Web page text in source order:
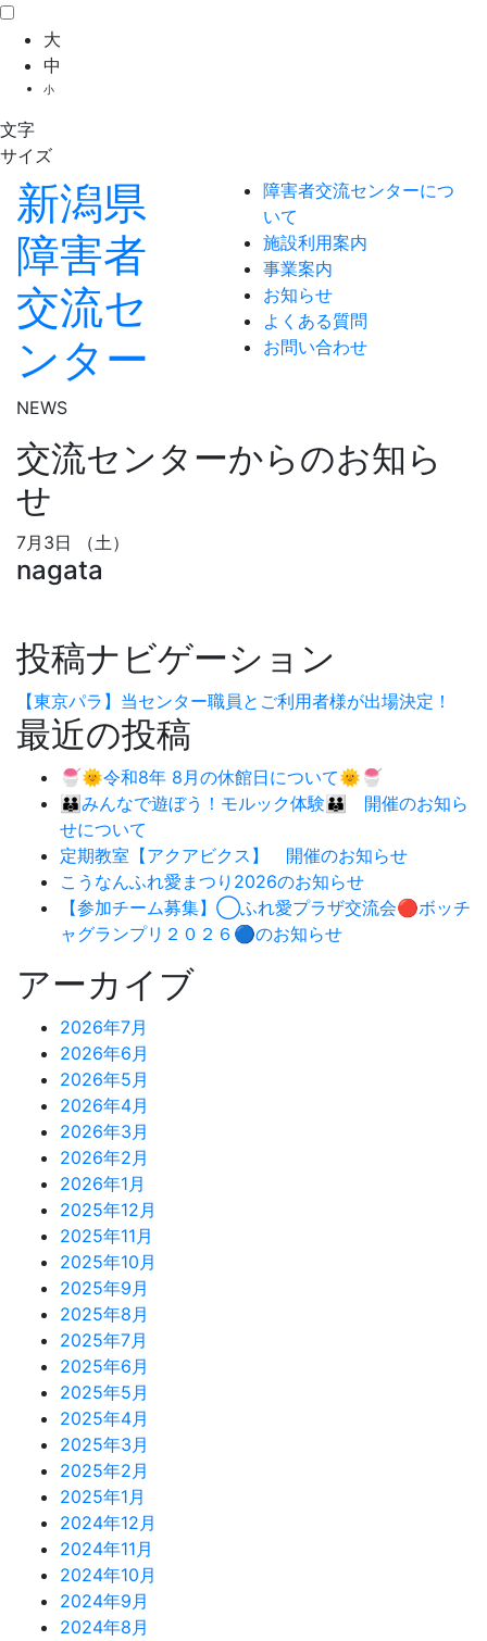
大
中
小
文字
サイズ
新潟県
障害者
交流セ
ンター
障害者交流センターにつ
いて
施設利用案内
事業案内
お知らせ
よくある質問
お問い合わせ
NEWS
交流センターからのお知ら
せ
7月3日 （土）
nagata
投稿ナビゲーション
【東京パラ】当センター職員とご利用者様が出場決定！
最近の投稿
🍧🌞令和8年 8月の休館日について🌞🍧
👪みんなで遊ぼう！モルック体験👪 開催のお知ら
せについて
定期教室【アクアビクス】 開催のお知らせ
こうなんふれ愛まつり2026のお知らせ
【参加チーム募集】◯ふれ愛プラザ交流会🔴ボッチ
ャグランプリ２０２６🔵のお知らせ
アーカイブ
2026年7月
2026年6月
2026年5月
2026年4月
2026年3月
2026年2月
2026年1月
2025年12月
2025年11月
2025年10月
2025年9月
2025年8月
2025年7月
2025年6月
2025年5月
2025年4月
2025年3月
2025年2月
2025年1月
2024年12月
2024年11月
2024年10月
2024年9月
2024年8月